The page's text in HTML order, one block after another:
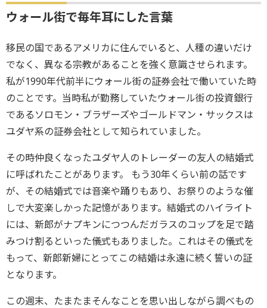
ウォール街で毎年耳にした言葉
移民の国であるアメリカに住んでいると、人種の違いだけ
でなく、異なる宗教があることを強く意識させられます。
私が1990年代前半にウォール街の証券会社で働いていた時
のことです。当時私が勤務していたウォール街の投資銀行
であるソロモン・ブラザーズやゴールドマン・サックスは
ユダヤ系の証券会社として知られていました。
その時仲良くなったユダヤ人のトレーダーの友人の結婚式
に呼ばれたことがあります。 もう30年くらい前の話です
が、その結婚式では音楽や踊りもあり、お祭りのような催
しで大変楽しかった記憶があります。結婚式のハイライト
には、新郎がナプキンにつつんだガラスのコップを足で踏
みつけ割るといった儀式もありました。これはその儀式を
もって、新郎新婦にとってこの結婚は永遠に続く誓いの証
となります。
この週末、たまたまそんなことを思い出しながら調べもの